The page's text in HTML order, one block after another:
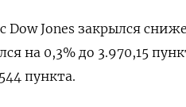
Dow Jones закрылся
на 0,3% до 3.970,15
пункта​.